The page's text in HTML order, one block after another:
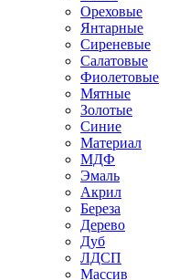
Ореховые
Янтарные
Сиреневые
Салатовые
Фиолетовые
Мятные
Золотые
Синие
Материал
МДФ
Эмаль
Акрил
Береза
Дерево
Дуб
ЛДСП
Массив